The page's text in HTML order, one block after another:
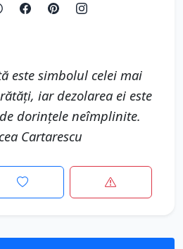
este simbolul celei mai
iar dezolarea ei este
dorințele neîmplinite.
Cartarescu